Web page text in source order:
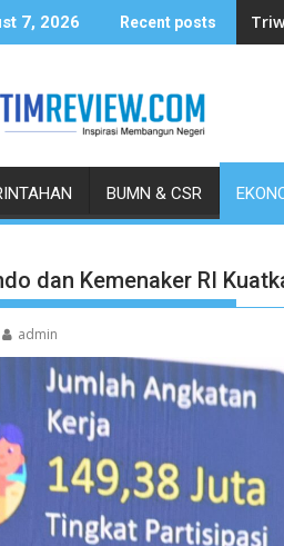
7, 2026 Recent posts
BUMN & CSR
dan Kemenaker RI
admin